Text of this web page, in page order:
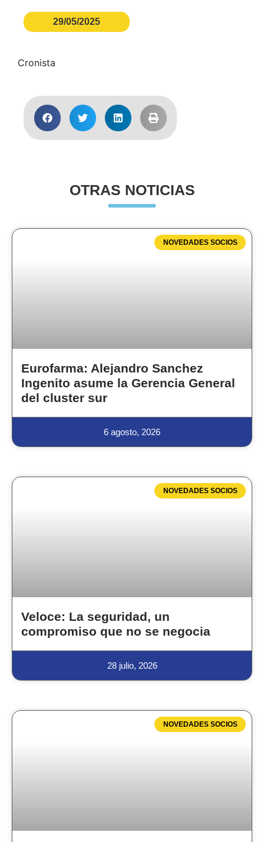
29/05/2025
Cronista
OTRAS NOTICIAS
NOVEDADES SOCIOS
Eurofarma: Alejandro Sanchez
Ingenito asume la Gerencia General
del cluster sur
6 agosto, 2026
NOVEDADES SOCIOS
Veloce: La seguridad, un
compromiso que no se negocia
28 julio, 2026
NOVEDADES SOCIOS